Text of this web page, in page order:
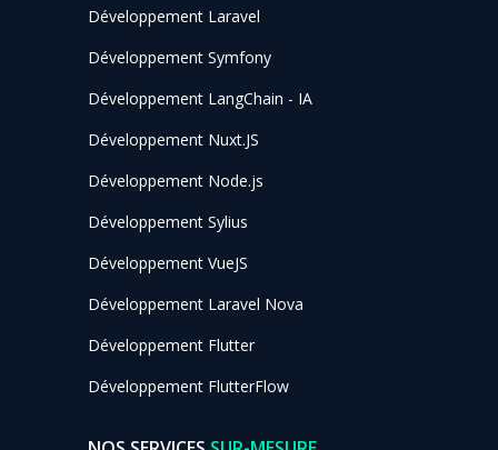
Développement Laravel
Développement Symfony
Développement LangChain - IA
Développement Nuxt.JS
Développement Node.js
Développement Sylius
Développement VueJS
Développement Laravel Nova
Développement Flutter
Développement FlutterFlow